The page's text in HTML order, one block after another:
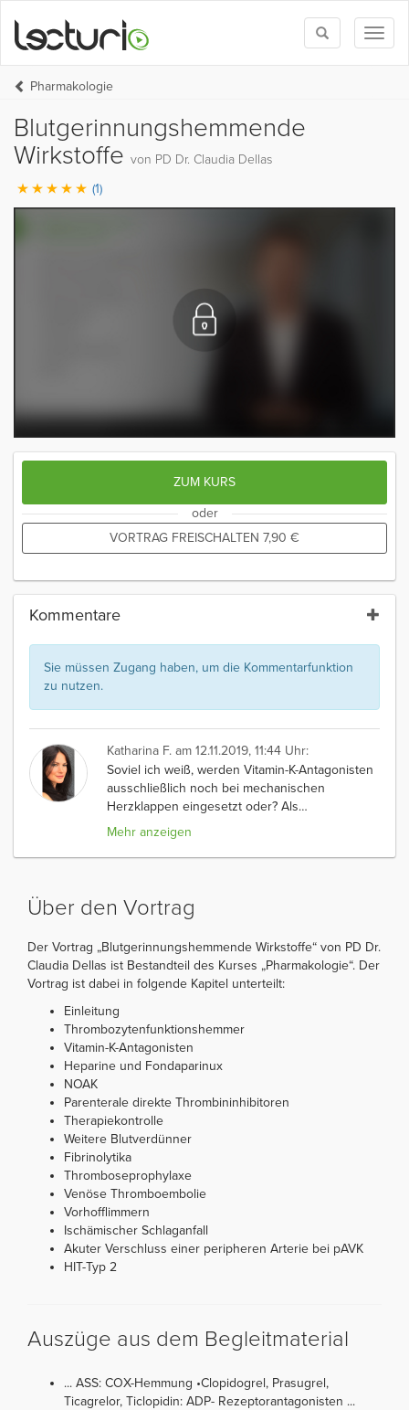
Toggle
search
Pharmakologie
Blutgerinnungshemmende
Wirkstoffe von PD Dr. Claudia Dellas
(1)
ZUM KURS
oder
VORTRAG FREISCHALTEN 7,90 €
Kommentare
Sie müssen Zugang haben, um die Kommentarfunktion
zu nutzen.
Katharina F. am 12.11.2019, 11:44 Uhr:
Soviel ich weiß, werden Vitamin-K-Antagonisten
ausschließlich noch bei mechanischen
Herzklappen eingesetzt oder? Als…
Mehr anzeigen
Über den Vortrag
Der Vortrag „Blutgerinnungshemmende Wirkstoffe“ von PD Dr.
Claudia Dellas ist Bestandteil des Kurses „Pharmakologie“. Der
Vortrag ist dabei in folgende Kapitel unterteilt:
Einleitung
Thrombozytenfunktionshemmer
Vitamin-K-Antagonisten
Heparine und Fondaparinux
NOAK
Parenterale direkte Thrombininhibitoren
Therapiekontrolle
Weitere Blutverdünner
Fibrinolytika
Thromboseprophylaxe
Venöse Thromboembolie
Vorhofflimmern
Ischämischer Schlaganfall
Akuter Verschluss einer peripheren Arterie bei pAVK
HIT-Typ 2
Auszüge aus dem Begleitmaterial
... ASS: COX-Hemmung •Clopidogrel, Prasugrel,
Ticagrelor, Ticlopidin: ADP- Rezeptorantagonisten ...